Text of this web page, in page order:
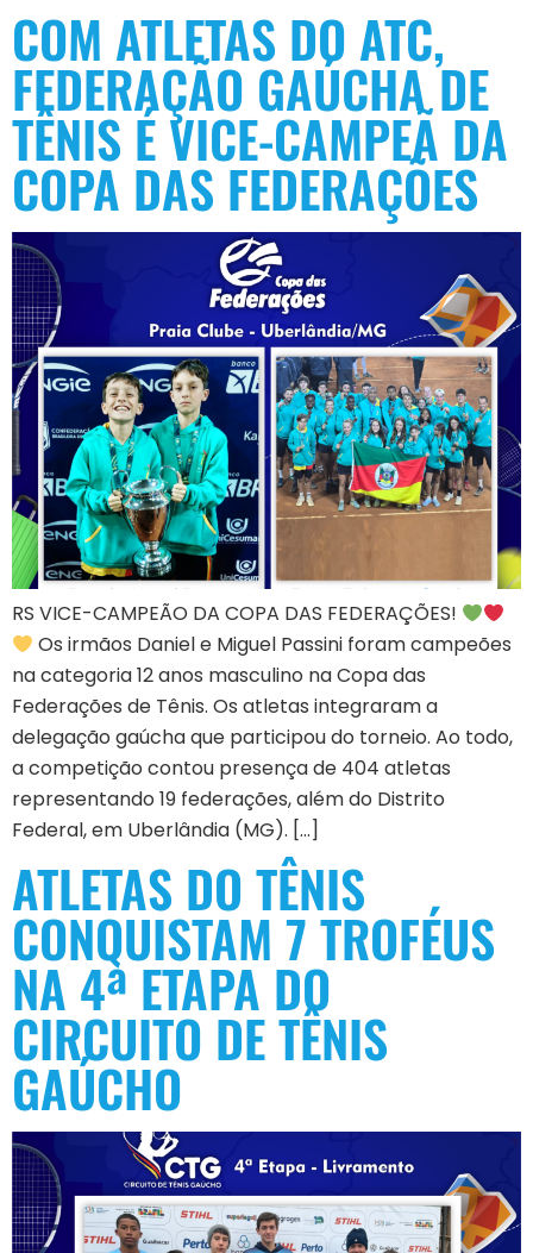
COM ATLETAS DO ATC,
FEDERAÇÃO GAÚCHA DE
TÊNIS É VICE-CAMPEÃ DA
COPA DAS FEDERAÇÕES
RS VICE-CAMPEÃO DA COPA DAS FEDERAÇÕES!
Os irmãos Daniel e Miguel Passini foram campeões
na categoria 12 anos masculino na Copa das
Federações de Tênis. Os atletas integraram a
delegação gaúcha que participou do torneio. Ao todo,
a competição contou presença de 404 atletas
representando 19 federações, além do Distrito
Federal, em Uberlândia (MG). […]
ATLETAS DO TÊNIS
CONQUISTAM 7 TROFÉUS
NA 4ª ETAPA DO
CIRCUITO DE TÊNIS
GAÚCHO